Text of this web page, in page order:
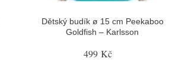
Dětský budík ø 15 cm Peekaboo
Goldfish – Karlsson
499 Kč